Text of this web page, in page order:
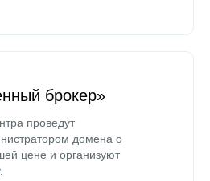
брокер»
проведут
домена о
цене и организуют